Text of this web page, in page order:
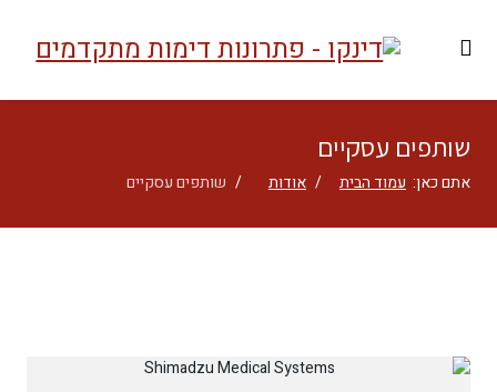
שותפים עסקיים
אתם כאן: עמוד הבית אודות שותפים עסקיים